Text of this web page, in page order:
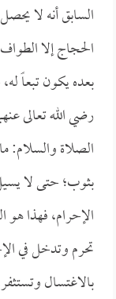
السابق أنه لا
الحجاج إلا
بعده يكون تبعاً له،
رضي الله تعالى
الصلاة والسلام:
بثوب؛ حتى لا
الإحرام، فهذا هو
تحرم وتدخل في
بالاغتسال